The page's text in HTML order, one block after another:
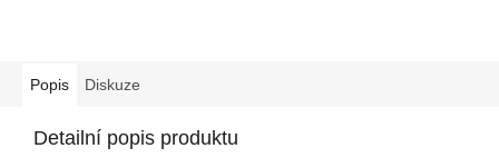
Popis Diskuze
Detailní popis produktu